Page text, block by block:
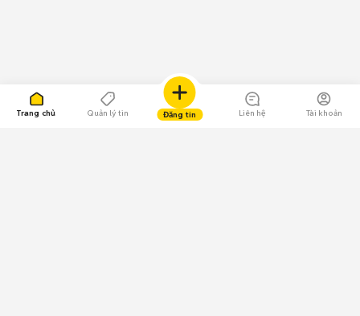
Trang chủ Quản lý tin Đăng tin Liên hệ Tài khoản